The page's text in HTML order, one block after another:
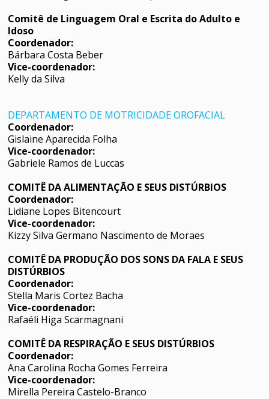
Comitê de Linguagem Oral e Escrita do Adulto e
Idoso
Coordenador:
Bárbara Costa Beber
Vice-coordenador:
Kelly da Silva
DEPARTAMENTO DE MOTRICIDADE OROFACIAL
Coordenador:
Gislaine Aparecida Folha
Vice-coordenador:
Gabriele Ramos de Luccas
COMITÊ DA ALIMENTAÇÃO E SEUS DISTÚRBIOS
Coordenador:
Lidiane Lopes Bitencourt
Vice-coordenador:
Kizzy Silva Germano Nascimento de Moraes
COMITÊ DA PRODUÇÃO DOS SONS DA FALA E SEUS
DISTÚRBIOS
Coordenador:
Stella Maris Cortez Bacha
Vice-coordenador:
Rafaéli Higa Scarmagnani
COMITÊ DA RESPIRAÇÃO E SEUS DISTÚRBIOS
Coordenador:
Ana Carolina Rocha Gomes Ferreira
Vice-coordenador:
Mirella Pereira Castelo-Branco